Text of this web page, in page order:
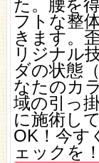
た。腰を
フトな整
きます。
リジナル
ダの状態
なたのカ
域の引っ
に施術し
OK！今す
ェックを！